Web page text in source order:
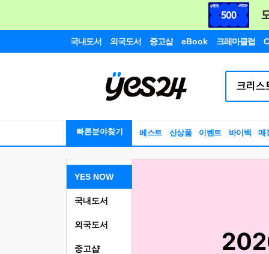
국내도서 외국도서 중고샵 eBook 크레마클럽
빠른분야찾기 베스트 신상품 이벤트 바이백 매
YES NOW
국내도서
외국도서
중고샵